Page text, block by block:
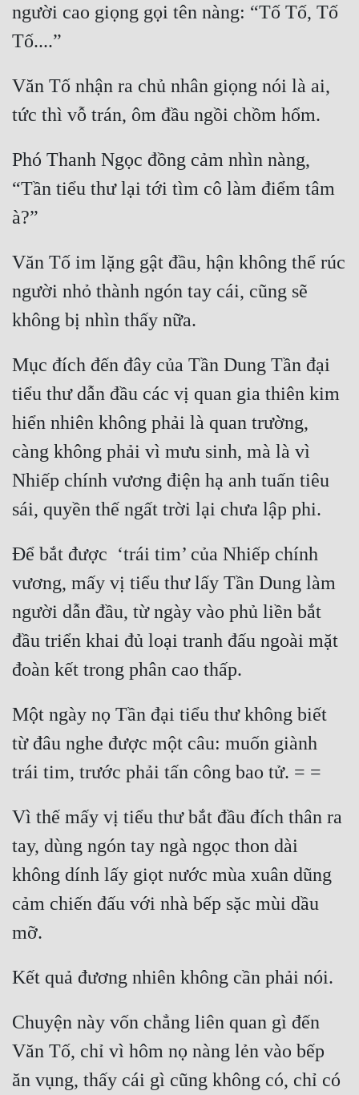
người cao giọng gọi tên nàng: “Tố Tố, Tố
Văn Tố nhận ra chủ nhân giọng nói là ai,
Phó Thanh Ngọc đồng cảm nhìn nàng,
“Tần tiểu thư lại tới tìm cô làm điểm tâm
Văn Tố im lặng gật đầu, hận không thể rúc
người nhỏ thành ngón tay cái, cũng sẽ
Mục đích đến đây của Tần Dung Tần đại
tiểu thư dẫn đầu các vị quan gia thiên kim
hiển nhiên không phải là quan trường,
càng không phải vì mưu sinh, mà là vì
Nhiếp chính vương điện hạ anh tuấn tiêu
Để bắt được  ‘trái tim’ của Nhiếp chính
vương, mấy vị tiểu thư lấy Tần Dung làm
người dẫn đầu, từ ngày vào phủ liền bắt
đầu triển khai đủ loại tranh đấu ngoài mặt
Một ngày nọ Tần đại tiểu thư không biết
từ đâu nghe được một câu: muốn giành
Vì thế mấy vị tiểu thư bắt đầu đích thân ra
tay, dùng ngón tay ngà ngọc thon dài
không dính lấy giọt nước mùa xuân dũng
cảm chiến đấu với nhà bếp sặc mùi dầu
Chuyện này vốn chẳng liên quan gì đến
Văn Tố, chỉ vì hôm nọ nàng lẻn vào bếp
ăn vụng, thấy cái gì cũng không có, chỉ có